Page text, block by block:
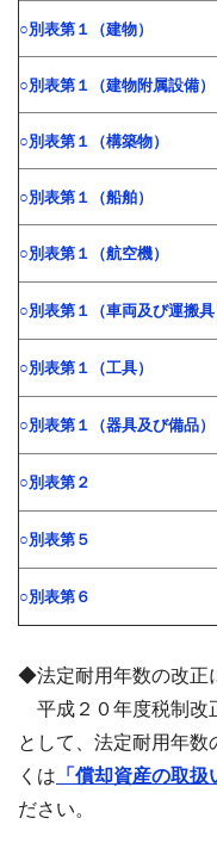
○別表第１（建物）
○別表第１（建物附属設備）
○別表第１（構築物）
○別表第１（船舶）
○別表第１（航空機）
○別表第１（車両及び運搬具
○別表第１（工具）
○別表第１（器具及び備品）
○別表第２
○別表第５
○別表第６
◆法定耐用年数の改正
平成２０年度税制改
として、法定耐用年数
くは 「償却資産の取扱
ださい。